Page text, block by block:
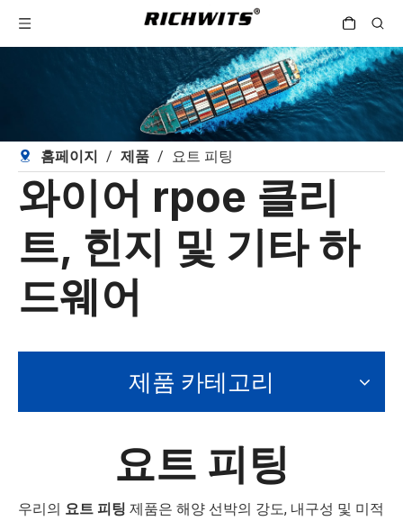
홈페이지 / 제품 / 요트 피팅
와이어 rpoe 클리
트, 힌지 및 기타 하
드웨어
제품 카테고리
요트 피팅
우리의 요트 피팅 제품은 해양 선박의 강도, 내구성 및 미적